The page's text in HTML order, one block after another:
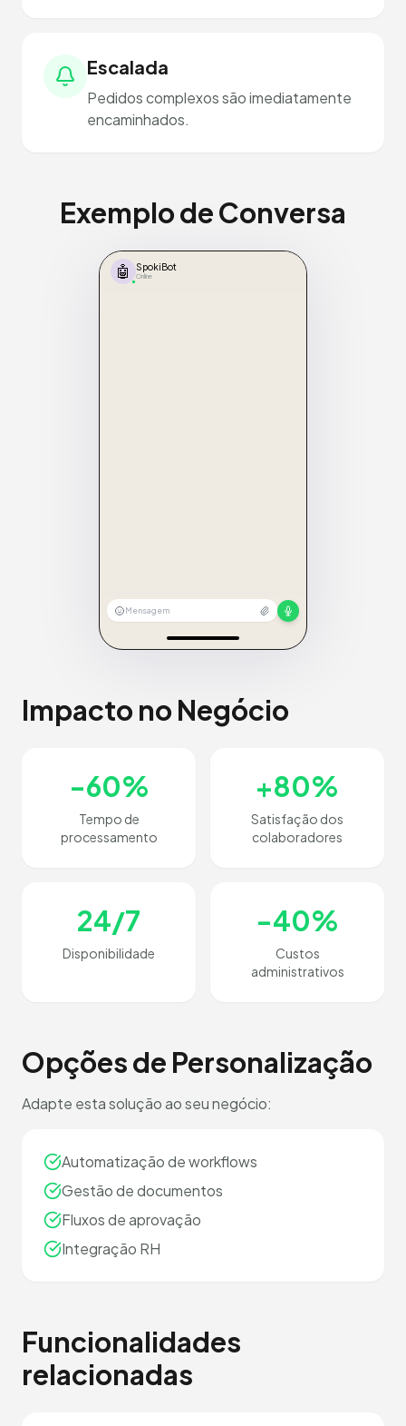
Escalada
Pedidos complexos são imediatamente
encaminhados.
Exemplo de Conversa
🤖 SpokiBot
Online
Mensagem
Impacto no Negócio
-60%
Tempo de
processamento
+80%
Satisfação dos
colaboradores
24/7
Disponibilidade
-40%
Custos
administrativos
Opções de Personalização
Adapte esta solução ao seu negócio:
Automatização de workflows
Gestão de documentos
Fluxos de aprovação
Integração RH
Funcionalidades
relacionadas